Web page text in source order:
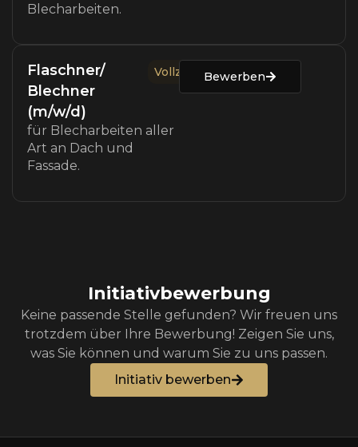
Blecharbeiten.
Flaschner/
Blechner
(m/w/d)
Vollzeit
für Blecharbeiten aller
Art an Dach und
Fassade.
Bewerben
Initiativbewerbung
Keine passende Stelle gefunden? Wir freuen uns
trotzdem über Ihre Bewerbung! Zeigen Sie uns,
was Sie können und warum Sie zu uns passen.
Initiativ bewerben